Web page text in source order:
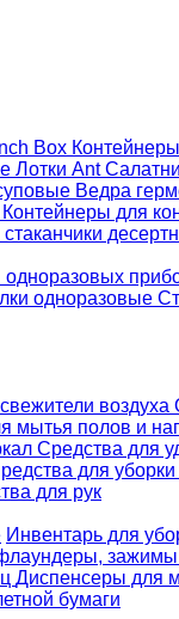
Box
Лотки Ant
Ведра
Контейнеры для
одноразовые
воздуха
мытья полов и
Средства для
для
для рук
Инвентарь для
зажимы
Диспенсеры для
бумаги